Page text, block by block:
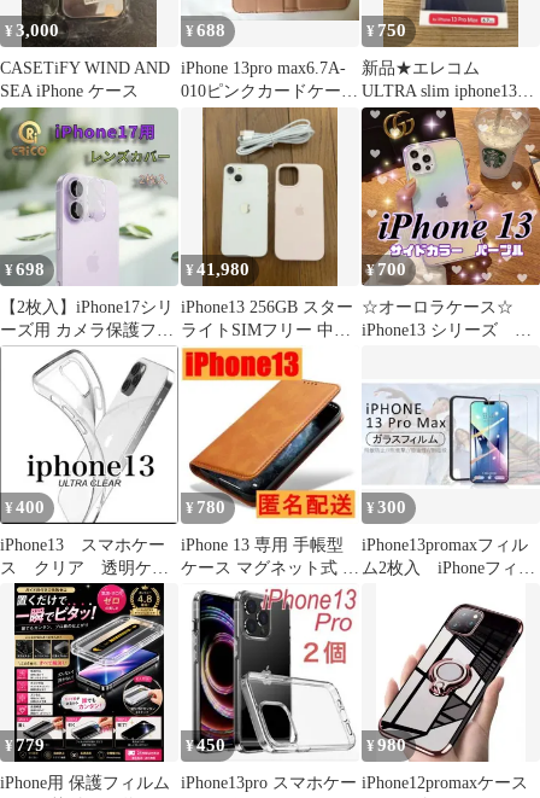
¥3,000
CASETiFY WIND AND
SEA iPhone ケース
¥688
iPhone 13pro max6.7A-
010ピンクカードケース
付き未使用！
¥ 750
新品★エレコム
ULTRA slim iphone13
pro max ネイビー
¥698
【2枚入】iPhone17シリ
ーズ用 カメラ保護フィ
ルム カメラカバー カメ
ラ保護 レンズカバー レ
ンズ保護フィルム 3D
9Hガラス
¥41,980
iPhone13 256GB スター
ライトSIMフリー 中国
版
¥ 700
☆オーロラケース☆
iPhone13 シリーズ ケ
¥ 400
iPhone13 スマホケー
ス クリア 透明ケー
ス シンプル
¥ 780
iPhone 13 専用 手帳型
ケース マグネット式 カ
ード収納
¥300
iPhone13promaxフィル
ム2枚入 iPhoneフィル
¥779
iPhone用 保護フィルム
¥450
iPhone13pro スマホケー
¥980
iPhone12promaxケース